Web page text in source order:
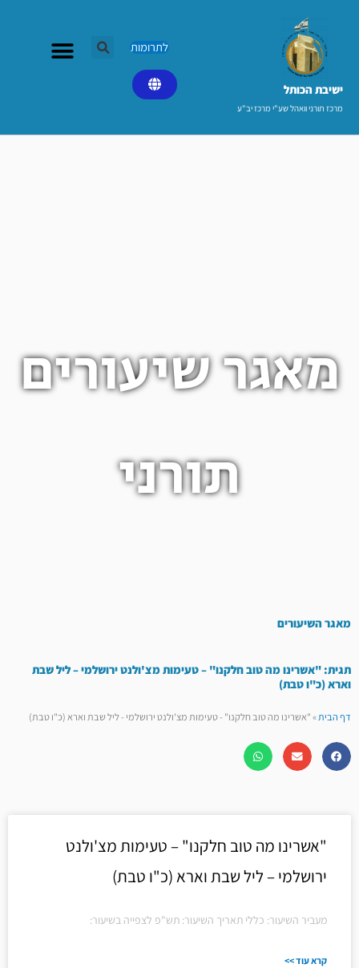
ישיבת הכותל​
מרכז תורני וואהל שע"י מרכז יב"ע
לתרומות
מאגר שיעורים
תורני
מאגר השיעורים
תגית: "אשרינו מה טוב חלקנו" – טעימות מצ'ולנט ירושלמי – ליל שבת
וארא (כ"ו טבת)
דף הבית»"אשרינו מה טוב חלקנו" - טעימות מצ'ולנט ירושלמי - ליל שבת וארא (כ"ו טבת)
"אשרינו מה טוב חלקנו" – טעימות מצ'ולנט
ירושלמי – ליל שבת וארא (כ"ו טבת)
מעביר השיעור: כללי תאריך השיעור: תש"פ לצפייה בשיעור:
קרא עוד >>